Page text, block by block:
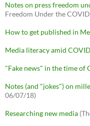
Notes on press freedom
Freedom Under the
How to get published in
Media literacy amid
"Fake news" in the time of
Notes (and "jokes") on
06/07/18)
Researching new media